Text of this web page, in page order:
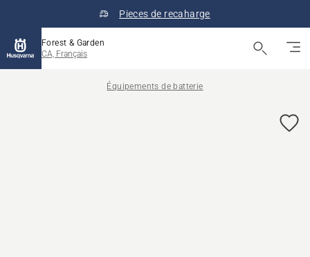
Pieces de recaharge
Forest & Garden
CA, Français
Équipements de batterie